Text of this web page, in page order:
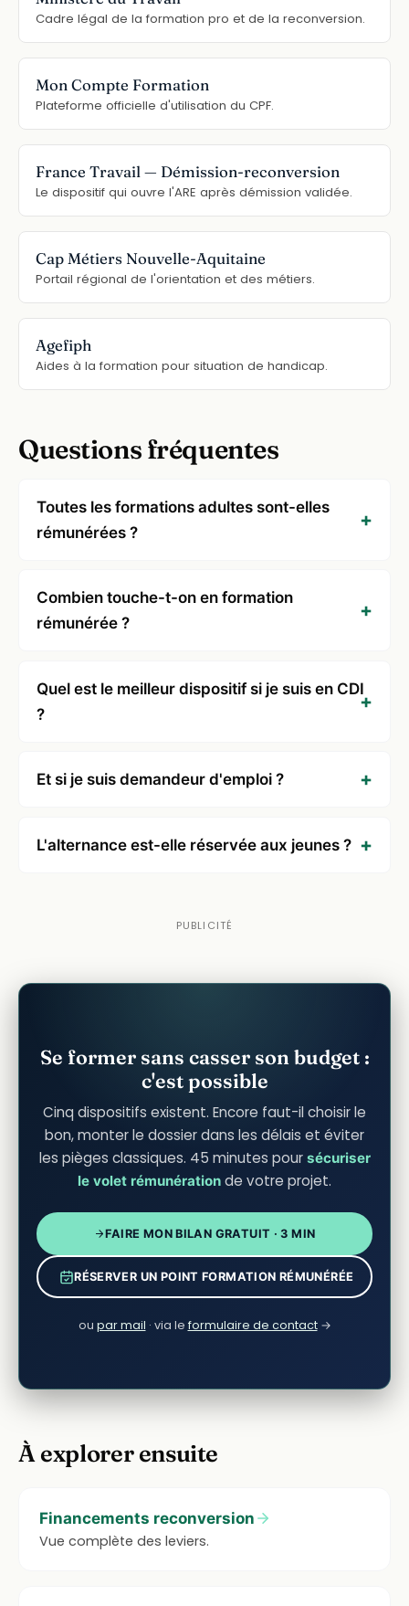
Cadre légal de la formation pro et de la reconversion.
Mon Compte Formation
Plateforme officielle d'utilisation du CPF.
France Travail — Démission-reconversion
Le dispositif qui ouvre l'ARE après démission validée.
Cap Métiers Nouvelle-Aquitaine
Portail régional de l'orientation et des métiers.
Agefiph
Aides à la formation pour situation de handicap.
Questions fréquentes
Toutes les formations adultes sont-elles
rémunérées ?
Combien touche-t-on en formation
rémunérée ?
Quel est le meilleur dispositif si je suis en CDI
?
Et si je suis demandeur d'emploi ?
L'alternance est-elle réservée aux jeunes ?
Se former sans casser son budget :
c'est possible
Cinq dispositifs existent. Encore faut-il choisir le
bon, monter le dossier dans les délais et éviter
les pièges classiques. 45 minutes pour sécuriser
le volet rémunération de votre projet.
FAIRE MON BILAN GRATUIT · 3 MIN
RÉSERVER UN POINT FORMATION RÉMUNÉRÉE
ou par mail · via le formulaire de contact→
À explorer ensuite
Financements reconversion
Vue complète des leviers.